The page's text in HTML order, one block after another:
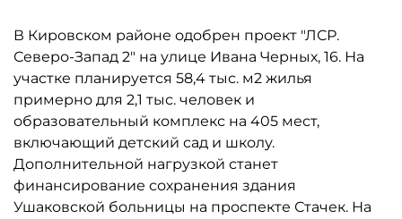
В Кировском районе одобрен проект "ЛСР.
Северо-Запад 2" на улице Ивана Черных, 16. На
участке планируется 58,4 тыс. м2 жилья
примерно для 2,1 тыс. человек и
образовательный комплекс на 405 мест,
включающий детский сад и школу.
Дополнительной нагрузкой станет
финансирование сохранения здания
Ушаковской больницы на проспекте Стачек. На